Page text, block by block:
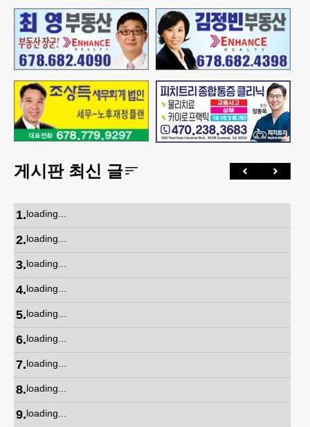
게시판 최신 글
1.loading...
2.loading...
3.loading...
4.loading...
5.loading...
6.loading...
7.loading...
8.loading...
9.loading...